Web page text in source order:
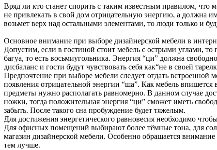
Вряд ли кто станет спорить с таким известным правилом,
не привлекать в свой дом отрицательную энергию, а должна
возьмет верх над остальными элементами, то люди только и
Основное внимание при выборе дизайнерской мебели в
Допустим, если в гостиной стоит мебель с острыми углами, то
багуа, то есть восьмиугольника. Энергия “ци” должна
дисбаланс и гости будут чувствовать себя как“не в своей
Предпочтение при выборе мебели следует отдать встроенной
появления отрицательной энергии “ша”. Как мебель
предметы нужно располагать равномерно. В данном случае
ножки, тогда положительная энергия “ци” сможет иметь
забыть. После такого сна пробуждение будет тяжелым.
Для достижения энергетического равновесия необходимо
Для офисных помещений выбирают более тёмные тона, для
магазин дизайнерской мебели. Особенно обращается
тем лучше.